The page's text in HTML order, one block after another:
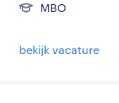
MBO
bekijk vacature